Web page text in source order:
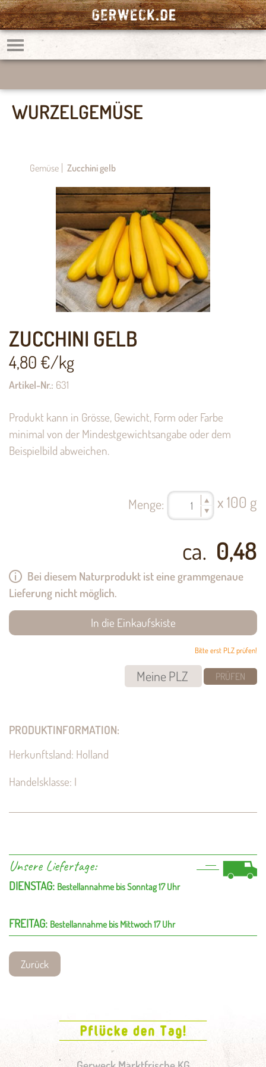
WURZELGEMÜSE
Gemüse Zucchini gelb
ZUCCHINI GELB
4,80 €/kg
Artikel-Nr.: 631
Produkt kann in Grösse, Gewicht, Form oder Farbe
minimal von der Mindestgewichtsangabe oder dem
Beispielbild abweichen.
Menge: x 100 g
ca. 0,48
Bei diesem Naturprodukt ist eine grammgenaue
Lieferung nicht möglich.
Bitte erst PLZ prüfen!
PRÜFEN
PRODUKTINFORMATION:
Herkunftsland: Holland
Handelsklasse: I
Unsere Liefertage:
DIENSTAG: Bestellannahme bis Sonntag 17 Uhr
FREITAG: Bestellannahme bis Mittwoch 17 Uhr
Zurück